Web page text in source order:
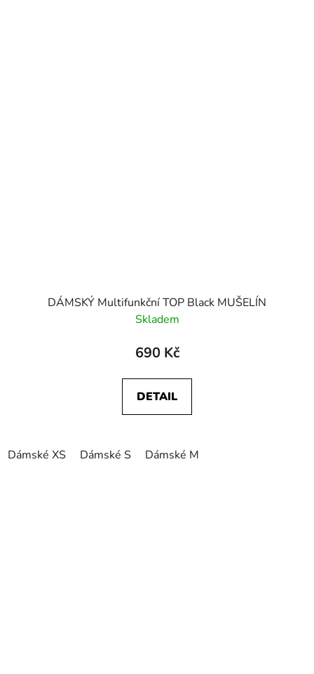
DÁMSKÝ Multifunkční TOP Black MUŠELÍN
Skladem
690 Kč
DETAIL
Dámské XS Dámské S Dámské M